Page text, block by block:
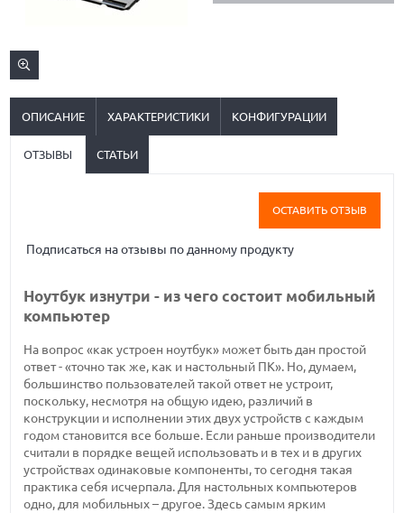
ОПИСАНИЕ ХАРАКТЕРИСТИКИ КОНФИГУРАЦИИ
ОТЗЫВЫ СТАТЬИ
ОСТАВИТЬ ОТЗЫВ
Подписаться на отзывы по данному продукту
Ноутбук изнутри - из чего состоит мобильный
компьютер
На вопрос «как устроен ноутбук» может быть дан простой
ответ - «точно так же, как и настольный ПК». Но, думаем,
большинство пользователей такой ответ не устроит,
поскольку, несмотря на общую идею, различий в
конструкции и исполнении этих двух устройств с каждым
годом становится все больше. Если раньше производители
считали в порядке вещей использовать и в тех и в других
устройствах одинаковые компоненты, то сегодня такая
практика себя исчерпала. Для настольных компьютеров
одно, для мобильных – другое. Здесь самым ярким